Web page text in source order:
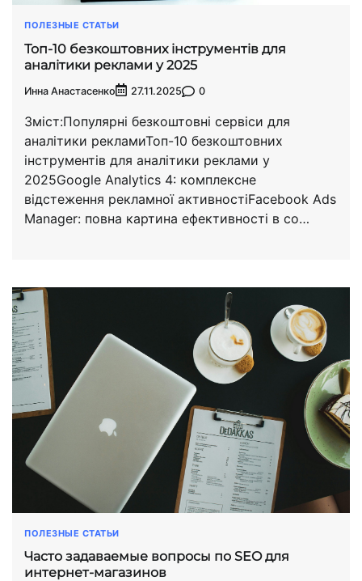
ПОЛЕЗНЫЕ СТАТЬИ
Топ-10 безкоштовних інструментів для
аналітики реклами у 2025
Инна Анастасенко 27.11.2025 0
Зміст:Популярні безкоштовні сервіси для
аналітики рекламиТоп-10 безкоштовних
інструментів для аналітики реклами у
2025Google Analytics 4: комплексне
відстеження рекламної активностіFacebook Ads
Manager: повна картина ефективності в со…
ПОЛЕЗНЫЕ СТАТЬИ
Часто задаваемые вопросы по SEO для
интернет-магазинов